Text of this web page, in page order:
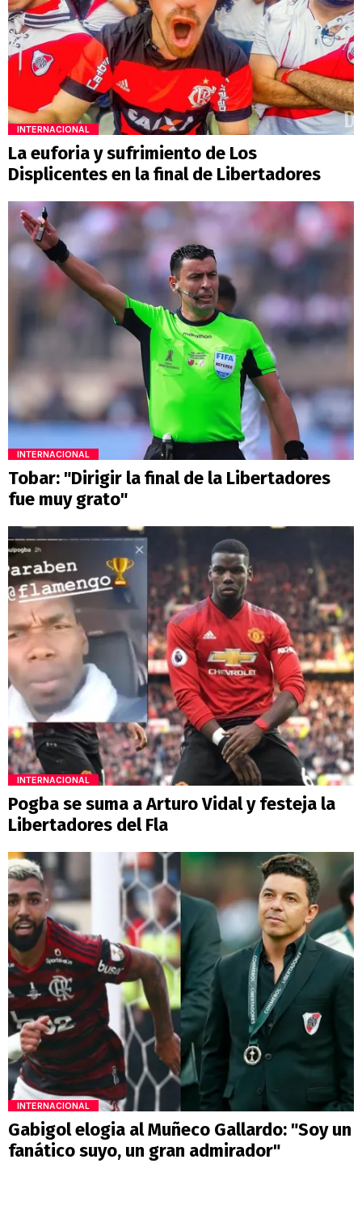
INTERNACIONAL
La euforia y sufrimiento de Los
Displicentes en la final de Libertadores
INTERNACIONAL
Tobar: "Dirigir la final de la Libertadores
fue muy grato"
INTERNACIONAL
Pogba se suma a Arturo Vidal y festeja la
Libertadores del Fla
INTERNACIONAL
Gabigol elogia al Muñeco Gallardo: "Soy un
fanático suyo, un gran admirador"